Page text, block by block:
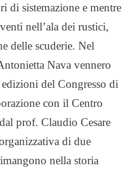
di sistemazione e mentre
nell’ala dei rustici,
delle scuderie. Nel
Nava vennero
del Congresso di
con il Centro
prof. Claudio Cesare
di due
nella storia